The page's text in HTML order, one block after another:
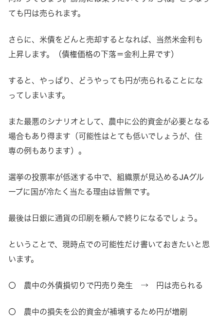
ても円は売られます。
さらに、米債をどんと売却するとなれば、当然米金利も
上昇します。（債権価格の下落＝金利上昇です）
すると、やっぱり、どうやっても円が売られることにな
ってしまいます。
また最悪のシナリオとして、農中に公的資金が必要となる
場合もあり得ます（可能性はとても低いでしょうが、住
専の例もあります）。
選挙の投票率が低迷する中で、組織票が見込めるJAグル
ープに国が冷たく当たる理由は皆無です。
最後は日銀に通貨の印刷を頼んで終りになるでしょう。
ということで、現時点での可能性だけ書いておきたいと思
います。
〇 農中の外債損切りで円売り発生 → 円は売られる
〇 農中の損失を公的資金が補填するため円が増刷